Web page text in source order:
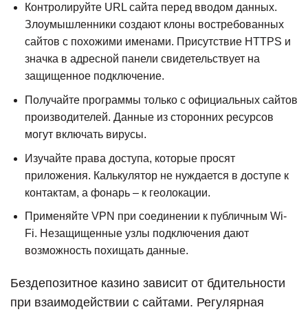
Контролируйте URL сайта перед вводом данных.
Злоумышленники создают клоны востребованных
сайтов с похожими именами. Присутствие HTTPS и
значка в адресной панели свидетельствует на
защищенное подключение.
Получайте программы только с официальных сайтов
производителей. Данные из сторонних ресурсов
могут включать вирусы.
Изучайте права доступа, которые просят
приложения. Калькулятор не нуждается в доступе к
контактам, а фонарь – к геолокации.
Применяйте VPN при соединении к публичным Wi-
Fi. Незащищенные узлы подключения дают
возможность похищать данные.
Бездепозитное казино зависит от бдительности
при взаимодействии с сайтами. Регулярная